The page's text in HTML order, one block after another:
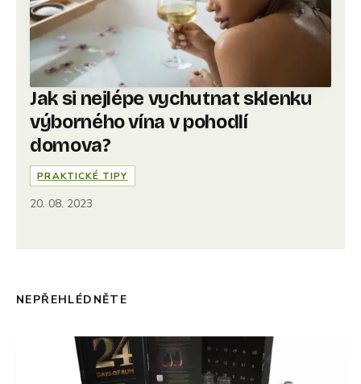
Jak si nejlépe vychutnat sklenku
výborného vína v pohodlí
domova?
PRAKTICKÉ TIPY
20. 08. 2023
NEPŘEHLÉDNĚTE